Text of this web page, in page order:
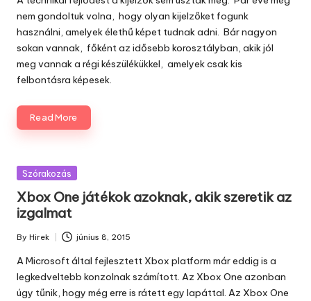
nem gondoltuk volna, hogy olyan kijelzőket fogunk
használni, amelyek élethű képet tudnak adni. Bár nagyon
sokan vannak, főként az idősebb korosztályban, akik jól
meg vannak a régi készülékükkel, amelyek csak kis
felbontásra képesek.
Read More
Posted
Szórakozás
Xbox One játékok azoknak, akik szeretik az
izgalmat
Posted
by
By Hirek június 8, 2015
A Microsoft által fejlesztett Xbox platform már eddig is a
legkedveltebb konzolnak számított. Az Xbox One azonban
úgy tűnik, hogy még erre is rátett egy lapáttal. Az Xbox One